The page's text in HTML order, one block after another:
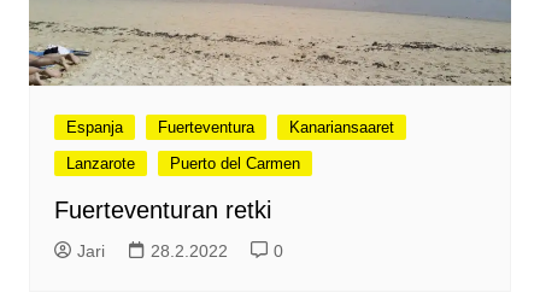
Espanja Fuerteventura
Kanariansaaret
Lanzarote
Puerto del Carmen
Fuerteventuran retki
Jari 28.2.2022 0